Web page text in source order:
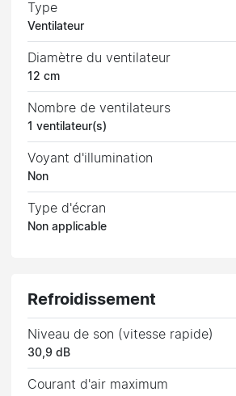
Type
Ventilateur
Diamètre du ventilateur
12 cm
Nombre de ventilateurs
1 ventilateur(s)
Voyant d'illumination
Non
Type d'écran
Non applicable
Refroidissement
Niveau de son (vitesse rapide)
30,9 dB
Courant d'air maximum